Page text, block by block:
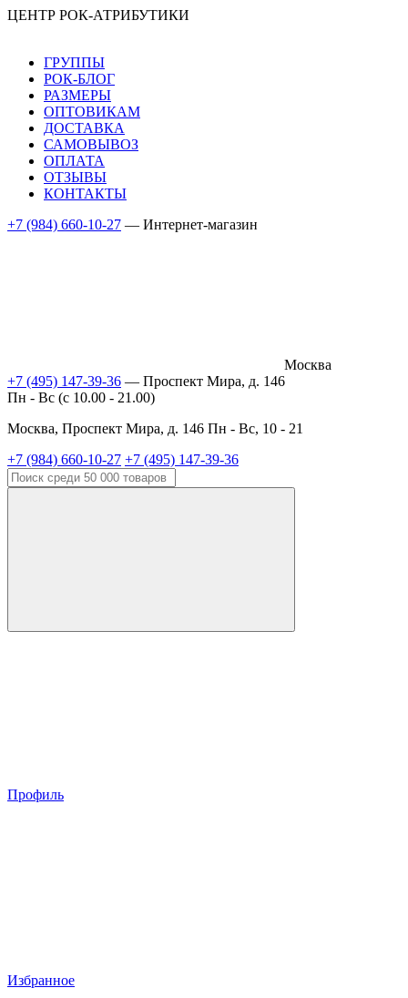
ЦЕНТР РОК-АТРИБУТИКИ
ГРУППЫ
РОК-БЛОГ
РАЗМЕРЫ
ОПТОВИКАМ
ДОСТАВКА
САМОВЫВОЗ
ОПЛАТА
ОТЗЫВЫ
КОНТАКТЫ
+7 (984) 660-10-27 — Интернет-магазин
Москва
+7 (495) 147-39-36 — Проспект Мира, д. 146
Пн - Вс (c 10.00 - 21.00)
Москва, Проспект Мира, д. 146 Пн - Вс, 10 - 21
+7 (984) 660-10-27 +7 (495) 147-39-36
Профиль
Избранное